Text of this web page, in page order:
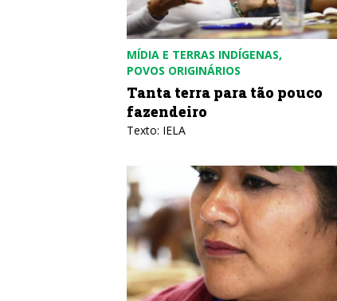
MÍDIA E TERRAS INDÍGENAS
POVOS ORIGINÁRIOS
Tanta terra para tão pouco
fazendeiro
Texto: IELA